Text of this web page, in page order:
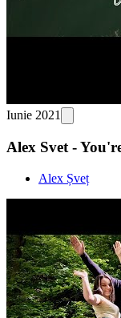
Iunie 2021
Alex Svet -
Alex Șveț